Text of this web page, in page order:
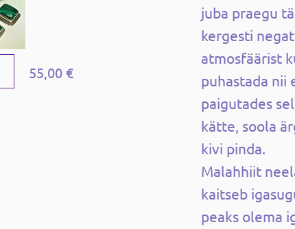
55,00 €
juba praegu
kergesti
atmosfäärist
puhastada nii
paigutades
kätte, soola
kivi pinda.
Malahhiit
kaitseb
peaks olema